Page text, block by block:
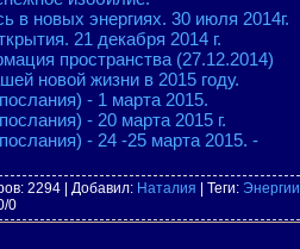
в новых энергиях. 30 июля 2014г.
21 декабря 2014 г.
пространства (27.12.2014)
новой жизни в 2015 году.
- 1 марта 2015.
- 20 марта 2015 г.
- 24 -25 марта 2015. -
: 2294 | Добавил: Наталия Теги: Энергии
/0